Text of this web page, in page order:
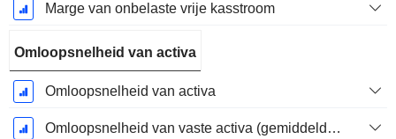
Marge van onbelaste vrije kasstroom
Omloopsnelheid van activa
Omloopsnelheid van activa
Omloopsnelheid van vaste activa (gemiddelde vaste activa)